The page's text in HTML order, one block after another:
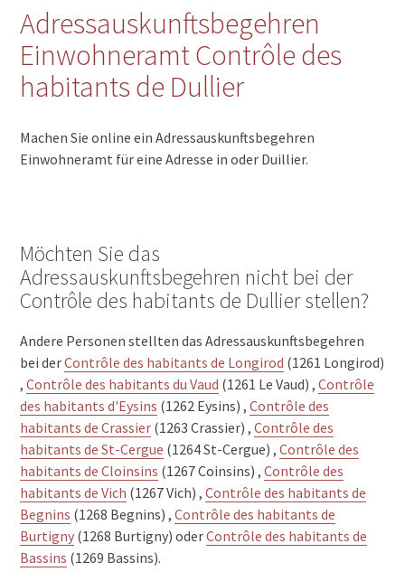
Adressauskunftsbegehren
Einwohneramt Contrôle des
habitants de Dullier
Machen Sie online ein Adressauskunftsbegehren
Einwohneramt für eine Adresse in oder Duillier.
Möchten Sie das
Adressauskunftsbegehren nicht bei der
Contrôle des habitants de Dullier stellen?
Andere Personen stellten das Adressauskunftsbegehren
bei derContrôle des habitants de Longirod (1261 Longirod)
,Contrôle des habitants du Vaud (1261 Le Vaud) ,Contrôle
des habitants d'Eysins (1262 Eysins) ,Contrôle des
habitants de Crassier (1263 Crassier) ,Contrôle des
habitants de St-Cergue (1264 St-Cergue) ,Contrôle des
habitants de Cloinsins (1267 Coinsins) ,Contrôle des
habitants de Vich (1267 Vich) ,Contrôle des habitants de
Begnins (1268 Begnins) ,Contrôle des habitants de
Burtigny (1268 Burtigny) oderContrôle des habitants de
Bassins (1269 Bassins).